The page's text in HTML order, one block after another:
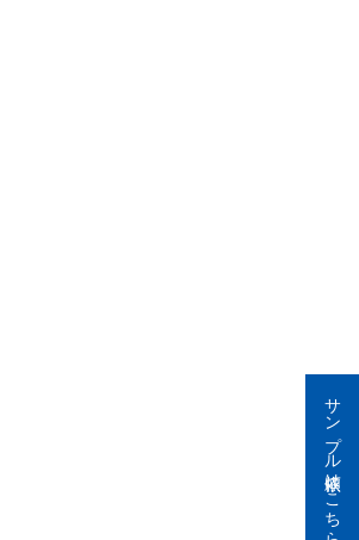
サンプル依頼はこちら